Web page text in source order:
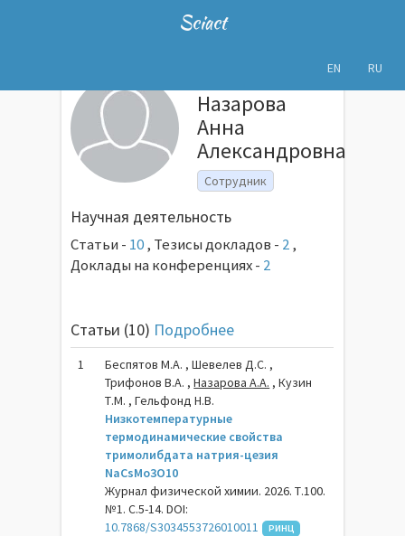
Sciact
EN RU
Назарова
Анна
Александровна
Сотрудник
Научная деятельность
Статьи - 10, Тезисы докладов - 2,
Доклады на конференциях - 2
Статьи (10) Подробнее
1
Беспятов М.А. , Шевелев Д.С. ,
Трифонов В.А. ,Назарова А.А. , Кузин
Т.М. , Гельфонд Н.В.
Низкотемпературные
термодинамические свойства
тримолибдата натрия-цезия
NaCsMo3O10
Журнал физической химии. 2026. Т.100.
№1. С.5-14. DOI:
10.7868/S3034553726010011
РИНЦ